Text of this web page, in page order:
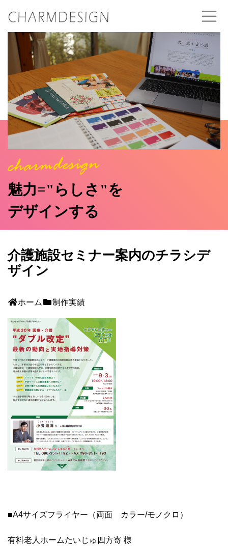
魅力="らしさ"を
デザインする
介護施設セミナー案内のチラシデ
ザイン
ホーム 制作実績
■A4サイズフライヤー（両面 カラー/モノクロ）
有料老人ホームたいじゅ四方寄 様